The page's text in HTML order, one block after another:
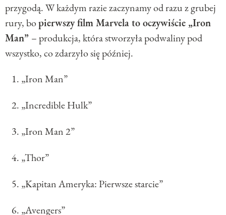
przygodą. W każdym razie zaczynamy od razu z grubej
rury, bopierwszy film Marvela to oczywiście „Iron
Man” – produkcja, która stworzyła podwaliny pod
wszystko, co zdarzyło się później.
„Iron Man”
„Incredible Hulk”
„Iron Man 2”
„Thor”
„Kapitan Ameryka: Pierwsze starcie”
„Avengers”